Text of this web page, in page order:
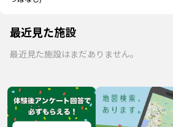
最近見た施設
最近見た施設はまだありません。